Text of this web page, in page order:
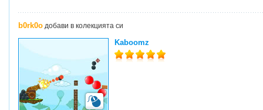
b0rk0o добави в колекцията си
Kaboomz